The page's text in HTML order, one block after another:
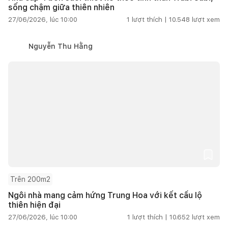
sống chậm giữa thiên nhiên
27/06/2026, lúc 10:00 1 lượt thích | 10.548 lượt xem
Nguyễn Thu Hằng
Trên 200m2
Ngôi nhà mang cảm hứng Trung Hoa với kết cấu lộ
thiên hiện đại
27/06/2026, lúc 10:00 1 lượt thích | 10.652 lượt xem